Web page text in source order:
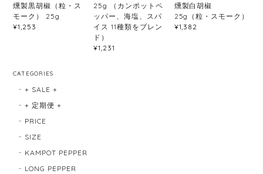
燻製黒胡椒（粒・ス
モーク） 25g
¥1,253
25g （カンポットペ
ッパー、海塩、スパ
イス 11種類をブレン
ド）
¥1,231
燻製白胡椒
25g（粒・スモーク）
¥1,382
CATEGORIES
+ SALE +
+ 定期便 +
PRICE
SIZE
KAMPOT PEPPER
LONG PEPPER